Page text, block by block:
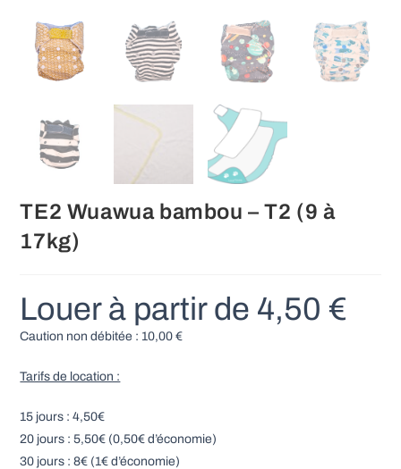
TE2 Wuawua bambou – T2 (9 à
17kg)
Louer à partir de 4,50 €
Caution non débitée : 10,00€
Tarifs de location :
15 jours : 4,50€
20 jours : 5,50€ (0,50€ d’économie)
30 jours : 8€ (1€ d’économie)